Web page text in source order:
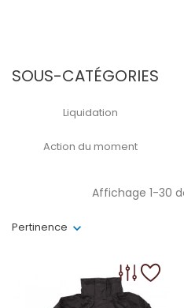
SOUS-CATÉGORIES
Liquidation
Action du moment
Pertinence
Affichage 1-30